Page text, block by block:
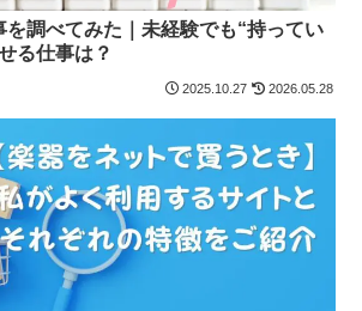
を調べてみた｜未経験でも“持ってい
る仕事は？
2025.10.27 2026.05.28